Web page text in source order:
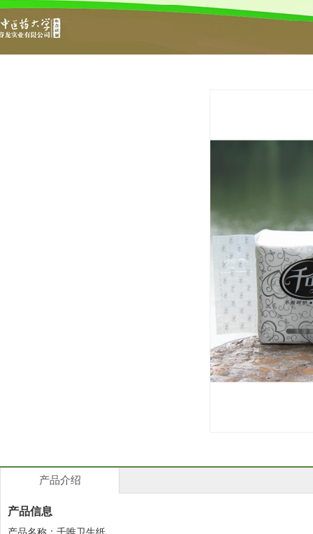
产品介绍
产品信息